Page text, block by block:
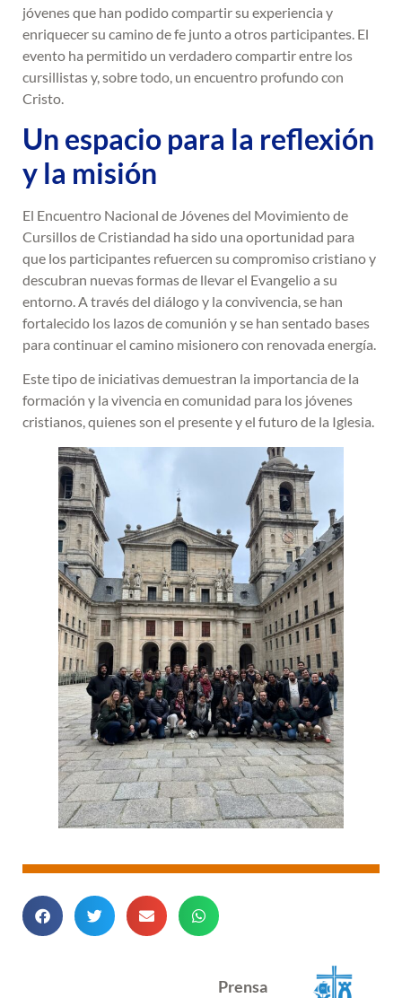
jóvenes que han podido compartir su experiencia y
enriquecer su camino de fe junto a otros participantes. El
evento ha permitido un verdadero compartir entre los
cursillistas y, sobre todo, un encuentro profundo con
Cristo.
Un espacio para la reflexión
y la misión
El Encuentro Nacional de Jóvenes del Movimiento de
Cursillos de Cristiandad ha sido una oportunidad para
que los participantes refuercen su compromiso cristiano y
descubran nuevas formas de llevar el Evangelio a su
entorno. A través del diálogo y la convivencia, se han
fortalecido los lazos de comunión y se han sentado bases
para continuar el camino misionero con renovada energía.
Este tipo de iniciativas demuestran la importancia de la
formación y la vivencia en comunidad para los jóvenes
cristianos, quienes son el presente y el futuro de la Iglesia.
Prensa